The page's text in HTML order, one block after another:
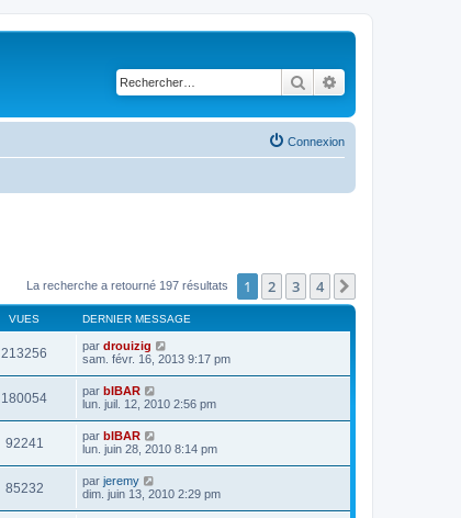
Rechercher
Connexion
La recherche a retourné 197 résultats 1 2 3 4
VUES DERNIER MESSAGE
213256 par drouizig
sam. févr. 16, 2013 9:17 pm
180054 par bIBAR
lun. juil. 12, 2010 2:56 pm
92241 par bIBAR
lun. juin 28, 2010 8:14 pm
85232 par jeremy
dim. juin 13, 2010 2:29 pm